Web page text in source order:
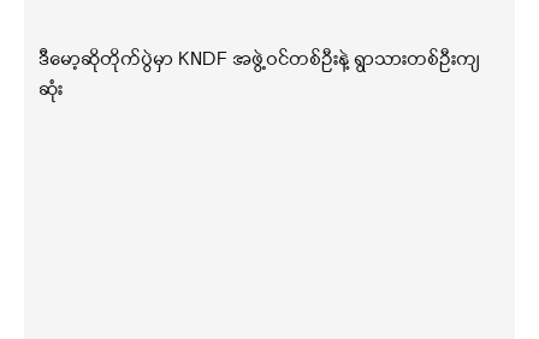
ဒီမော့ဆိုတိုက်ပွဲမှာ KNDF အဖွဲ့ဝင်တစ်ဦးနဲ့ ရွာသားတစ်ဦးကျ
ဆုံး